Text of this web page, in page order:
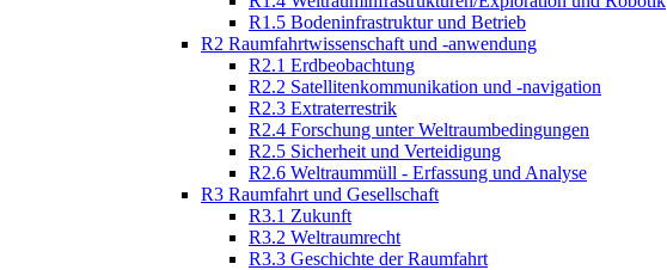
R1.5 Bodeninfrastruktur und Betrieb
R2 Raumfahrtwissenschaft und -anwendung
R2.1 Erdbeobachtung
R2.2 Satellitenkommunikation und -navigation
R2.3 Extraterrestrik
R2.4 Forschung unter Weltraumbedingungen
R2.5 Sicherheit und Verteidigung
R2.6 Weltraummüll - Erfassung und Analyse
R3 Raumfahrt und Gesellschaft
R3.1 Zukunft
R3.2 Weltraumrecht
R3.3 Geschichte der Raumfahrt